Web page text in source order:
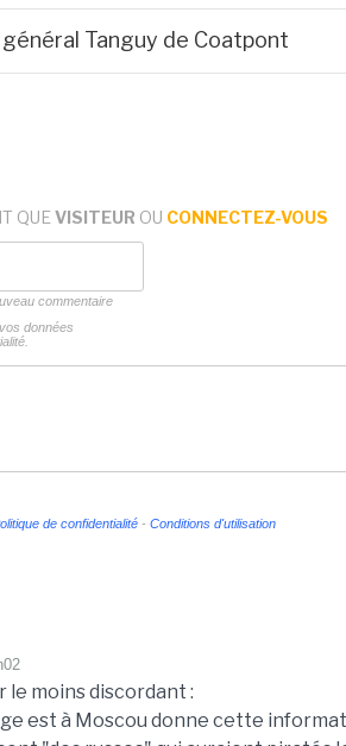
Tanguy de Coatpont
QUE VISITEUR OU CONNECTEZ-VOUS
commentaire
données
de confidentialité - Conditions d'utilisation
moins discordant :
est à Moscou donne cette